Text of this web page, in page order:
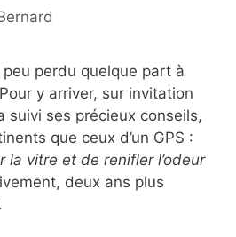
peu perdu quelque part à
y arriver, sur invitation
suivi ses précieux conseils,
que ceux d’un GPS :
la vitre et de renifler l’odeur
deux ans plus